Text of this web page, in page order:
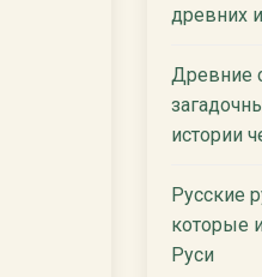
древних
Древние
истории
Русские
которые
Руси